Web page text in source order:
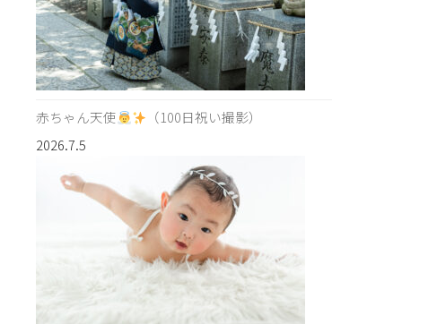
赤ちゃん天使
（100日祝い撮影）
2026.7.5